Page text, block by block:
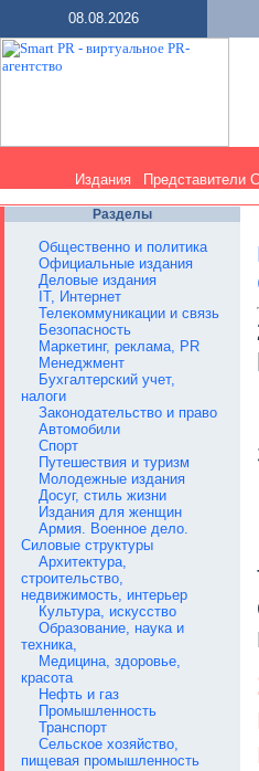
08.08.2026
Издания Представители
Разделы
Общественно и политика
Официальные издания
Деловые издания
IT, Интернет
Телекоммуникации и связь
Безопасность
Маркетинг, реклама, PR
Менеджмент
Бухгалтерский учет,
налоги
Законодательство и право
Автомобили
Спорт
Путешествия и туризм
Молодежные издания
Досуг, стиль жизни
Издания для женщин
Армия. Военное дело.
Силовые структуры
Архитектура,
строительство,
недвижимость, интерьер
Культура, искусство
Образование, наука и
техника,
Медицина, здоровье,
красота
Нефть и газ
Промышленность
Транспорт
Сельское хозяйство,
пищевая промышленность